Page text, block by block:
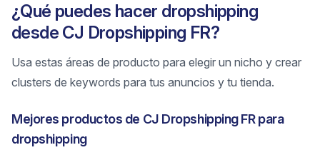
¿Qué puedes hacer dropshipping
desde CJ Dropshipping FR?
Usa estas áreas de producto para elegir un nicho y crear
clusters de keywords para tus anuncios y tu tienda.
Mejores productos de CJ Dropshipping FR para
dropshipping